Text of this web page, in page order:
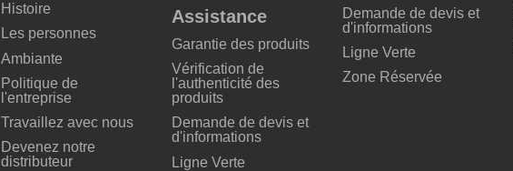
Histoire
Les personnes
Ambiante
Politique de
l'entreprise
Travaillez avec nous
Devenez notre
distributeur
Assistance
Garantie des produits
Vérification de
l'authenticité des
produits
Demande de devis et
d'informations
Ligne Verte
Demande de devis et
d'informations
Ligne Verte
Zone Réservée